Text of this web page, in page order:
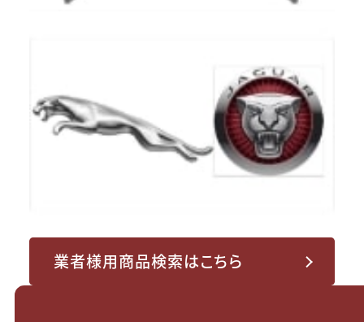
業者様用商品検索はこちら